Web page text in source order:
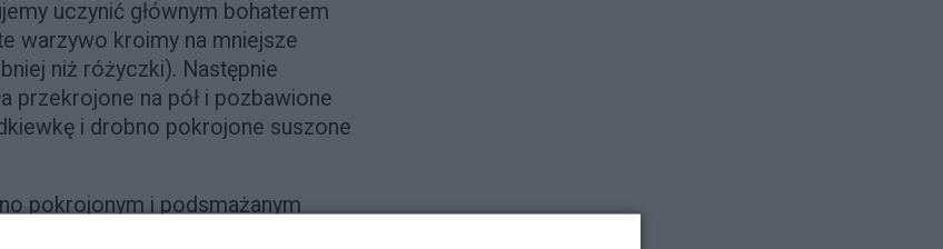
uczynić głównym bohaterem
warzywo kroimy na mniejsze
niż różyczki). Następnie
przekrojone na pół i pozbawione
i drobno pokrojone suszone
pokrojonym i podsmażanym
bardziej kaloryczna, ale także